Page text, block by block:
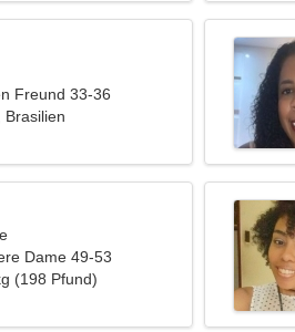
Freund 33-36
Brasilien
Dame 49-53
(198 Pfund)